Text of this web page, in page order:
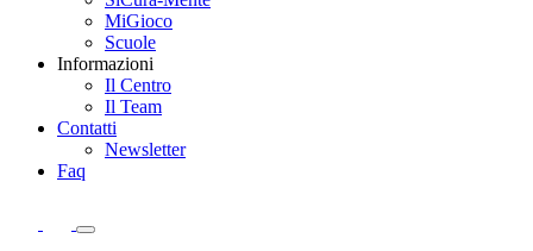
MiGioco
Scuole
Informazioni
Il Centro
Il Team
Contatti
Newsletter
Faq